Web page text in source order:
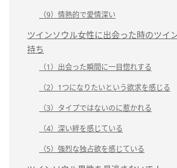
（9）情熱的で愛情深い
ツインソウル女性に出会った時のツイ
持ち
（1）出会った瞬間に一目惚れする
（2）1つになりたいという欲求を感じる
（3）タイプではないのに惹かれる
（4）深い絆を感じている
（5）強烈な独占欲を感じている